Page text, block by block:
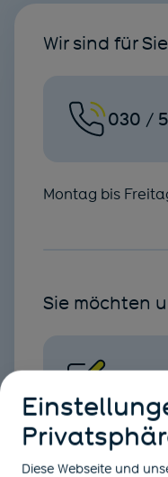
Wir sind für
030 /
Montag bis
Sie möchten
Nutzen Sie
Diese Webseite und